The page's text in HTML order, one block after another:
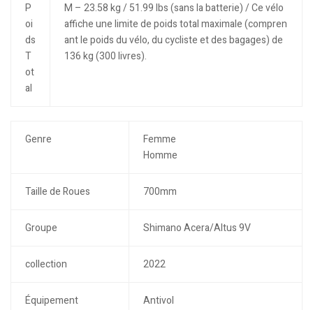
P
oi
ds
T
ot
al
M – 23.58 kg / 51.99 lbs (sans la batterie) / Ce vélo
affiche une limite de poids total maximale (compren
ant le poids du vélo, du cycliste et des bagages) de
136 kg (300 livres).
Genre
Femme
Homme
Taille de Roues 700mm
Groupe Shimano Acera/Altus 9V
collection 2022
Équipement Antivol